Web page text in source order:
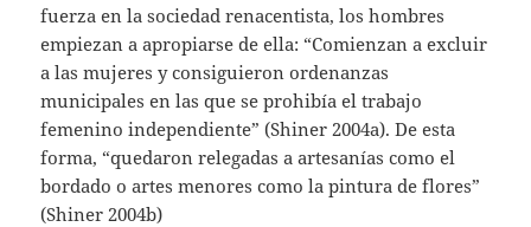
fuerza en la sociedad renacentista, los hombres
empiezan a apropiarse de ella: “Comienzan a excluir
a las mujeres y consiguieron ordenanzas
municipales en las que se prohibía el trabajo
femenino independiente” (Shiner 2004a). De esta
forma, “quedaron relegadas a artesanías como el
bordado o artes menores como la pintura de flores”
(Shiner 2004b)